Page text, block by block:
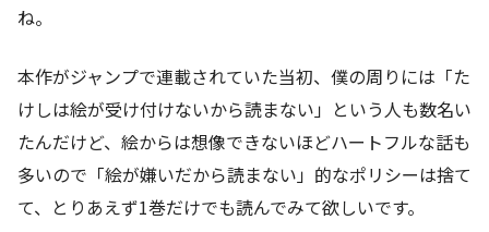
ね。
本作がジャンプで連載されていた当初、僕の周りには「た
けしは絵が受け付けないから読まない」という人も数名い
たんだけど、絵からは想像できないほどハートフルな話も
多いので「絵が嫌いだから読まない」的なポリシーは捨て
て、とりあえず1巻だけでも読んでみて欲しいです。